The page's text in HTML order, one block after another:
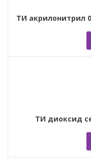
ТИ акрилонитрил
ТИ диоксид